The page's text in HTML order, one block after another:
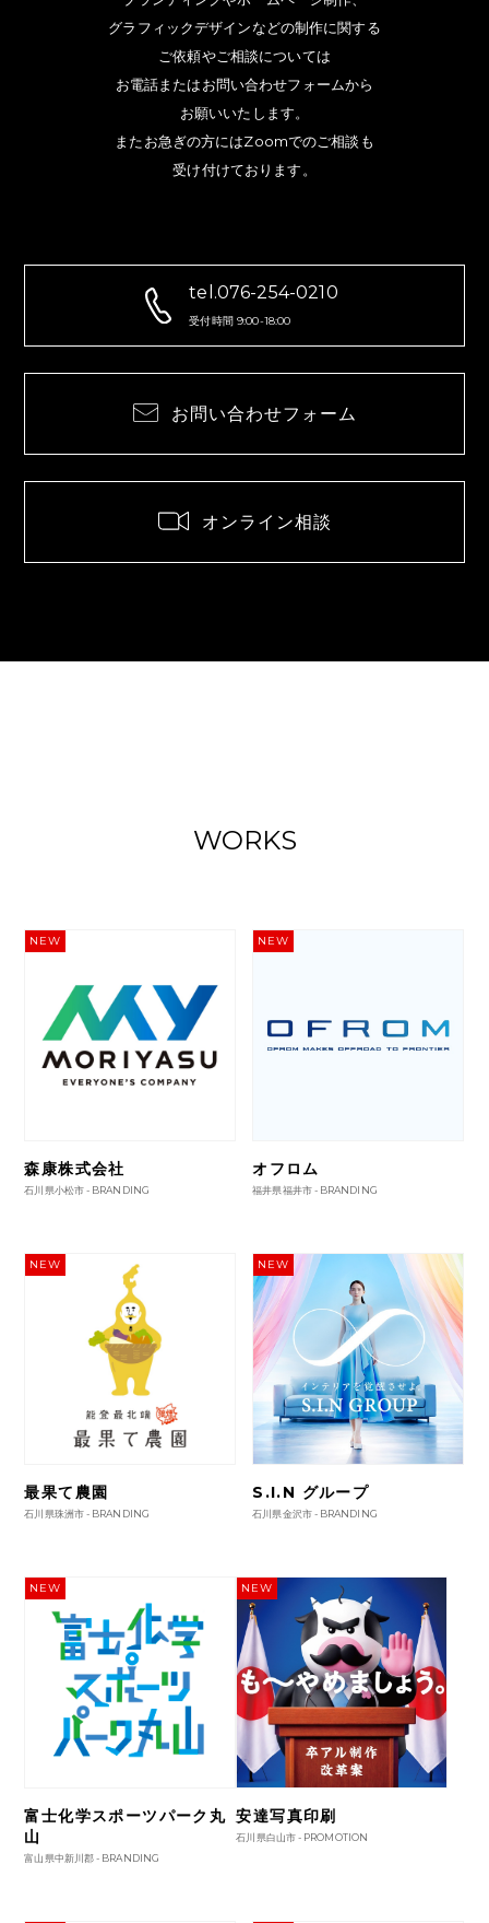
グラフィックデザインなどの制作に関する
ご依頼やご相談については
お電話またはお問い合わせフォームから
お願いいたします。
またお急ぎの方にはZoomでのご相談も
受け付けております。
tel.076-254-0210
受付時間 9:00-18:00
お問い合わせフォーム
オンライン相談
WORKS
NEW
森康株式会社
石川県小松市 - BRANDING
NEW
オフロム
福井県福井市 - BRANDING
NEW
最果て農園
石川県珠洲市 - BRANDING
NEW
S.I.N グループ
石川県金沢市 - BRANDING
NEW
富士化学スポーツパーク丸
山
富山県中新川郡 - BRANDING
NEW
安達写真印刷
石川県白山市 - PROMOTION